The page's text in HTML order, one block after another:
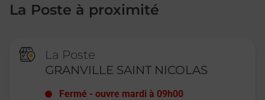
La Poste à proximité
La Poste
GRANVILLE SAINT NICOLAS
Fermé -ouvre mardi à 09h00